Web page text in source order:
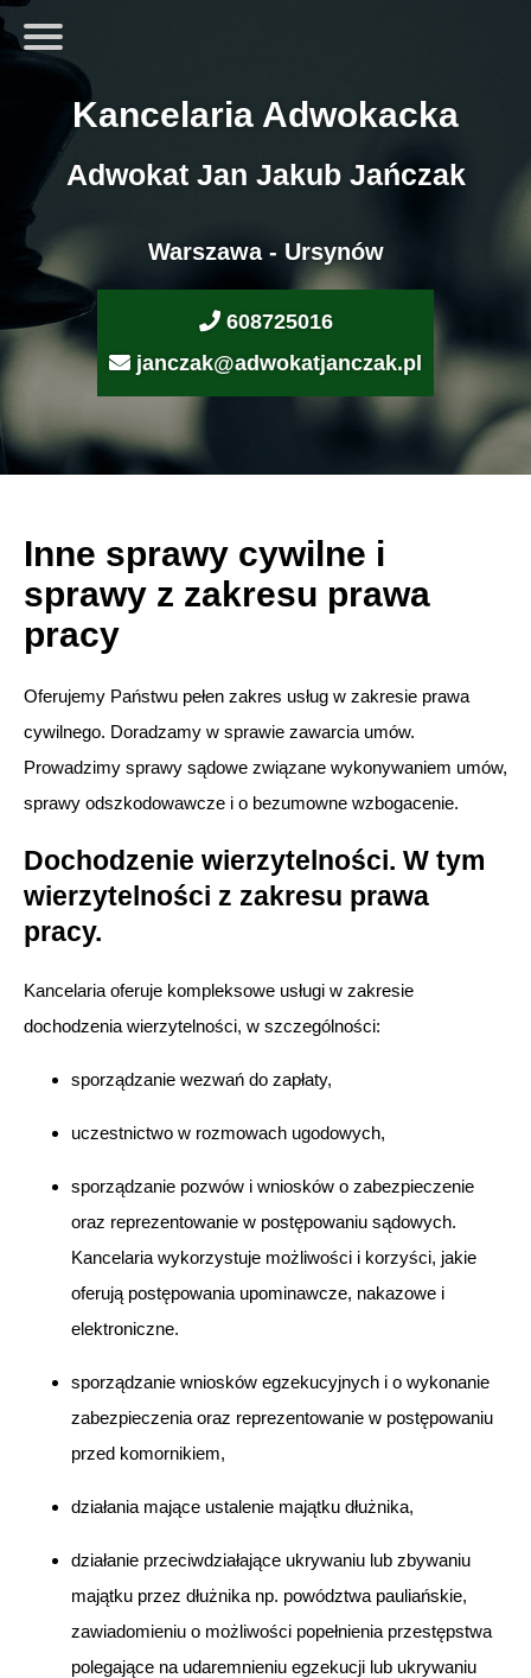
Kancelaria Adwokacka
Adwokat Jan Jakub Jańczak
Warszawa - Ursynów
608725016
janczak@adwokatjanczak.pl
Inne sprawy cywilne i
sprawy z zakresu prawa
pracy
Oferujemy Państwu pełen zakres usług w zakresie prawa
cywilnego. Doradzamy w sprawie zawarcia umów.
Prowadzimy sprawy sądowe związane wykonywaniem umów,
sprawy odszkodowawcze i o bezumowne wzbogacenie.
Dochodzenie wierzytelności. W tym
wierzytelności z zakresu prawa
pracy.
Kancelaria oferuje kompleksowe usługi w zakresie
dochodzenia wierzytelności, w szczególności:
sporządzanie wezwań do zapłaty,
uczestnictwo w rozmowach ugodowych,
sporządzanie pozwów i wniosków o zabezpieczenie
oraz reprezentowanie w postępowaniu sądowych.
Kancelaria wykorzystuje możliwości i korzyści, jakie
oferują postępowania upominawcze, nakazowe i
elektroniczne.
sporządzanie wniosków egzekucyjnych i o wykonanie
zabezpieczenia oraz reprezentowanie w postępowaniu
przed komornikiem,
działania mające ustalenie majątku dłużnika,
działanie przeciwdziałające ukrywaniu lub zbywaniu
majątku przez dłużnika np. powództwa pauliańskie,
zawiadomieniu o możliwości popełnienia przestępstwa
polegające na udaremnieniu egzekucji lub ukrywaniu